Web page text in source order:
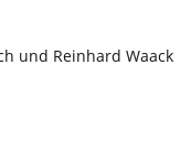
und Reinhard Waack